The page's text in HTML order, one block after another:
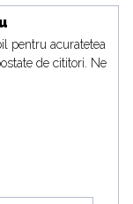
pentru acuratetea
de cititori. Ne